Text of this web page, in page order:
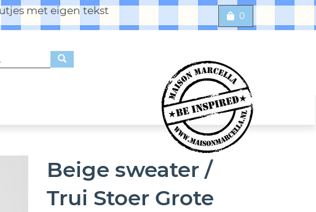
met eigen tekst 0
Beige sweater /
Trui Stoer Grote